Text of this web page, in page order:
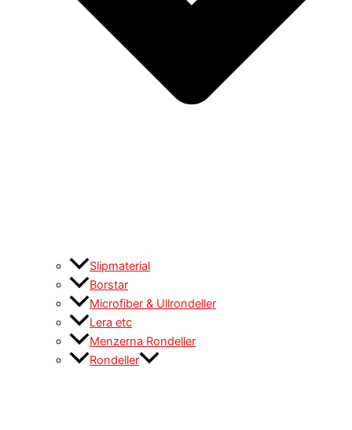
Slipmaterial
Borstar
Microfiber & Ullrondeller
Lera etc
Menzerna Rondeller
Rondeller